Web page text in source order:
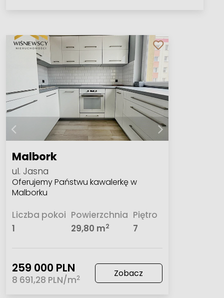
Malbork
ul. Jasna
Oferujemy Państwu kawalerkę w
Malborku
Liczba pokoi
1
Powierzchnia
29,80 m2
Piętro
7
259 000 PLN
8 691,28 PLN/m2 Zobacz